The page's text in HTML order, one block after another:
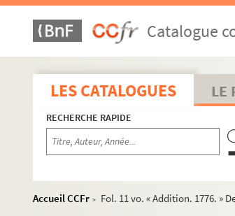
Catalogue
LES CATALOGUES LE
RECHERCHE RAPIDE
Accueil CCFr >
Fol. 11 vo. « Addition. 1776. »
Ms Chiflet 165. Armorial universel,
Ms Chiflet 166. « Directoire des officiers
Ms Chiflet 167. Recueil de numismatique
Ms Chiflet 168. « Relacion de las
Ms Chiflet 169-170. « Institutiones [juris
Ms Chiflet 171. Tractatus politici et
Ms Chiflet 172. « Formulaire des
Ms Chiflet 173. « Vida de la Madre Ana
Ms Chiflet 174. Lettres de Pierre Poutier